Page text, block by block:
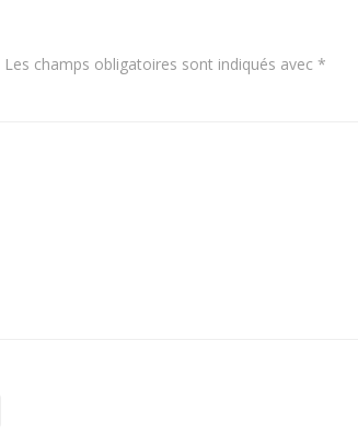
Les champs obligatoires sont indiqués avec *